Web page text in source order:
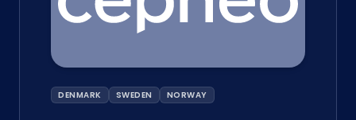
DENMARK SWEDEN NORWAY